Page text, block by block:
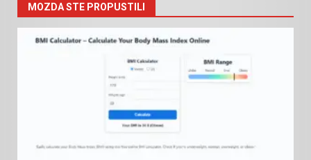
MOZDA STE PROPUSTILI